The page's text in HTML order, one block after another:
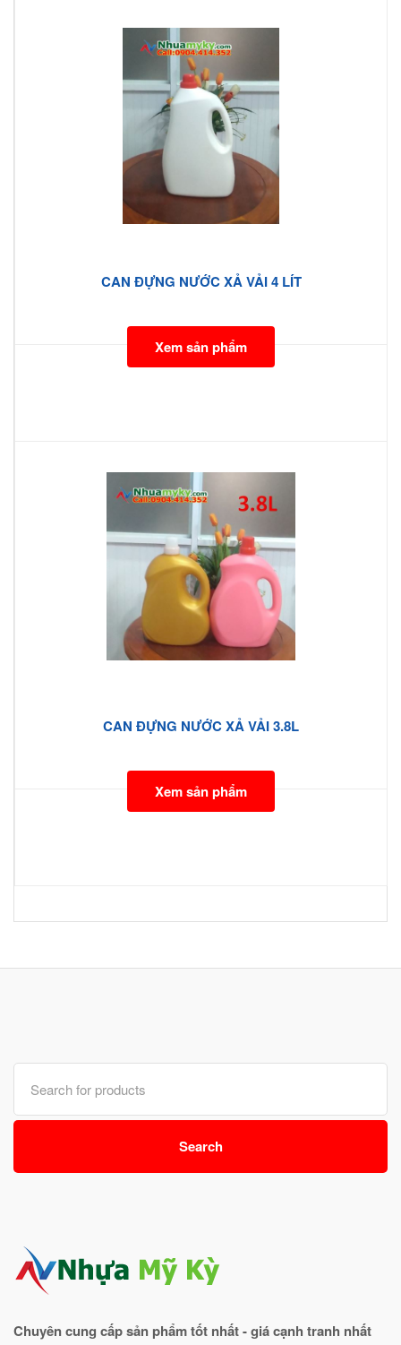
CAN ĐỰNG NƯỚC XẢ VẢI 4 LÍT
Xem sản phẩm
CAN ĐỰNG NƯỚC XẢ VẢI 3.8L
Xem sản phẩm
Search
for:
Search
Chuyên cung cấp sản phẩm tốt nhất - giá cạnh tranh nhất